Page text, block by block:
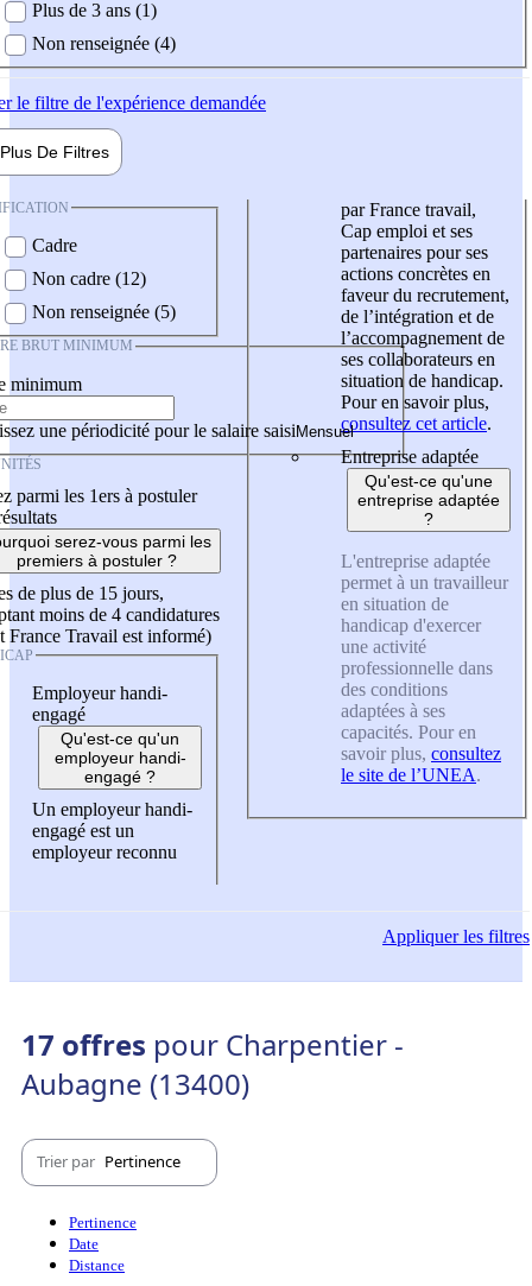
Plus de 3 ans (1)
Non renseignée (4)
le filtre de l'expérience demandée
Plus De Filtres
Cadre
Non cadre (12)
Non renseignée (5)
BRUT MINIMUM
minimum
une périodicité pour le salaire saisi
parmi les 1ers à postuler
serez-vous parmi les
premiers à postuler ?
de plus de 15 jours,
moins de 4 candidatures
France Travail est informé)
Employeur handi-
engagé
Qu'est-ce qu'un
employeur handi-
engagé ?
Un employeur handi-
engagé est un
employeur reconnu
par France travail,
Cap emploi et ses
partenaires pour ses
actions concrètes en
faveur du recrutement,
de l’intégration et de
l’accompagnement de
ses collaborateurs en
situation de handicap.
Pour en savoir plus,
consultez cet article.
Entreprise adaptée
Qu'est-ce qu'une
entreprise adaptée
?
L'entreprise adaptée
permet à un travailleur
en situation de
handicap d'exercer
une activité
professionnelle dans
des conditions
adaptées à ses
capacités. Pour en
savoir plus, consultez
le site de l’UNEA.
Appliquerles filtres
17 offres pour Charpentier -
Aubagne (13400)
Trier par Pertinence
Pertinence
Date
Distance